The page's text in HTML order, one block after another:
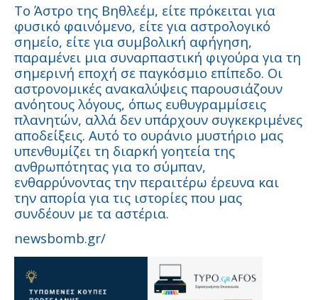
Το Άστρο της Βηθλεέμ, είτε πρόκειται για
φυσικό φαινόμενο, είτε για αστρολογικό
σημείο, είτε για συμβολική αφήγηση,
παραμένει μια συναρπαστική φιγούρα για τη
σημερινή εποχή σε παγκόσμιο επίπεδο. Οι
αστρονομικές ανακαλύψεις παρουσιάζουν
ανόητους λόγους, όπως ευθυγραμμίσεις
πλανητών, αλλά δεν υπάρχουν συγκεκριμένες
αποδείξεις. Αυτό το ουράνιο μυστήριο μας
υπενθυμίζει τη διαρκή γοητεία της
ανθρωπότητας για το σύμπαν,
ενθαρρύνοντας την περαιτέρω έρευνα και
την απορία για τις ιστορίες που μας
συνδέουν με τα αστέρια.
newsbomb.gr/